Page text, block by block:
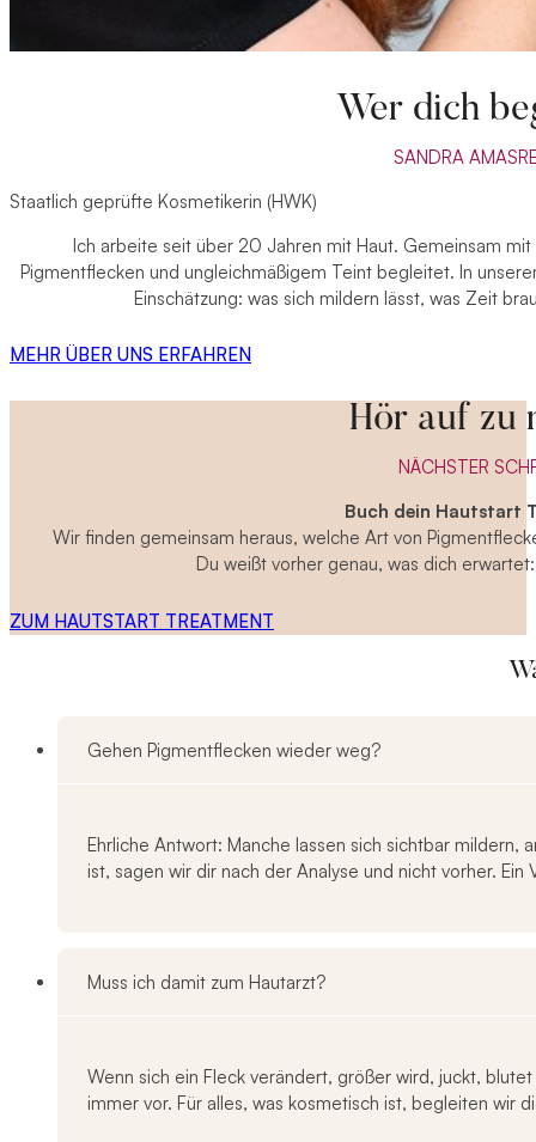
Wer dich
SANDRA
Staatlich geprüfte Kosmetikerin (HWK)
Ich arbeite seit über 20 Jahren mit Haut. Gemeinsam
Pigmentflecken und ungleichmäßigem Teint begleitet. In
Einschätzung: was sich mildern lässt, was Zeit
MEHR ÜBER UNS ERFAHREN
Hör auf zu
NÄCHSTER
Buch dein Hautstart
Wir finden gemeinsam heraus, welche Art von
Du weißt vorher genau, was dich
ZUM HAUTSTART TREATMENT
Gehen Pigmentflecken wieder weg?
Ehrliche Antwort: Manche lassen sich sichtbar
ist, sagen wir dir nach der Analyse und nicht vorher.
Muss ich damit zum Hautarzt?
Wenn sich ein Fleck verändert, größer wird, juckt,
immer vor. Für alles, was kosmetisch ist, begleiten wir